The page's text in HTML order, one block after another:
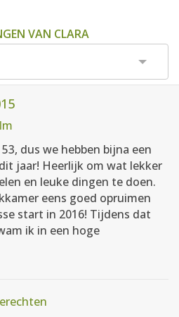
VAN CLARA
dus we hebben bijna een
jaar! Heerlijk om wat lekker
en leuke dingen te doen.
eens goed opruimen
start in 2016! Tijdens dat
ik in een hoge